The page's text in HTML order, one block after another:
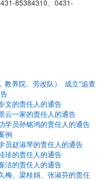
85384310、0431-
养院、劳改队）
成立"追查
文的责任人的通告
云一家的责任人的通告
学员孙铭鸿的责任人的通告
例
员赵淑琴的责任人的通告
珍的责任人的通告
洁的责任人的通告
梅、梁桂娟、张淑芬的责任